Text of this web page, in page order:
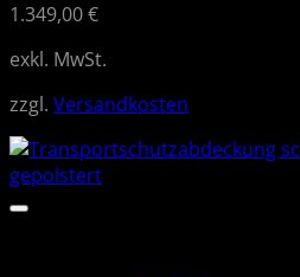
1.349,00€
exkl. MwSt.
zzgl. Versandkosten